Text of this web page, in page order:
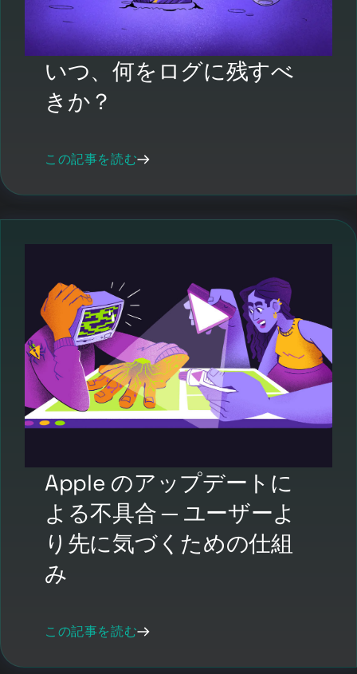
いつ、何をログに残すべ
きか？
この記事を読む
Apple のアップデートに
よる不具合 ─ ユーザーよ
り先に気づくための仕組
み
この記事を読む